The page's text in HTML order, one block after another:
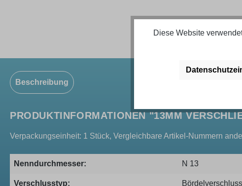
Beschreibung
PRODUKTINFORMATIONEN "13MM
Verpackungseinheit: 1 Stück, Vergleichbare Artikel-Nummern
Nenndurchmesser: N 13
Verschlusstyp: Bördelverschluss
Diese Website